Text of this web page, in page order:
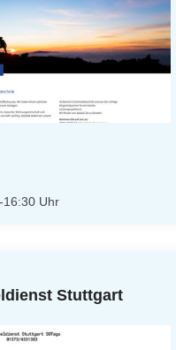
Uhr
Stuttgart